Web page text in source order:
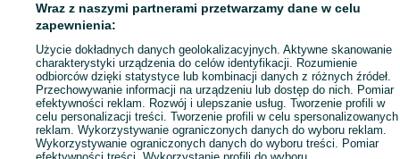
Wraz z naszymi partnerami przetwarzamy dane w celu
zapewnienia:
Użycie dokładnych danych geolokalizacyjnych. Aktywne skanowanie
charakterystyki urządzenia do celów identyfikacji. Rozumienie
odbiorców dzięki statystyce lub kombinacji danych z różnych źródeł.
Przechowywanie informacji na urządzeniu lub dostęp do nich. Pomiar
efektywności reklam. Rozwój i ulepszanie usług. Tworzenie profili w
celu personalizacji treści. Tworzenie profili w celu spersonalizowanych
reklam. Wykorzystywanie ograniczonych danych do wyboru reklam.
Wykorzystywanie ograniczonych danych do wyboru treści. Pomiar